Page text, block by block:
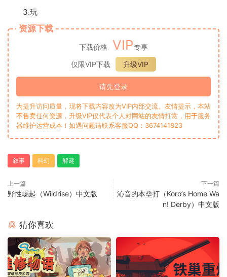
3.玩
资源下载
下载价格 VIP专享
仅限VIP下载
升级VIP
请先登录
为提升访问质量，现将下载内容改为VIP内部交流。友情提示，本站
不售卖任何资源，升级VIP仅代表个人对网站的友情打赏，用于服务
器维护运营成本！如遇问题请联系客服QQ：3674141823
叙事 科幻 解谜
上一篇
野性崛起（Wildrise）中文版
下一篇
沁音的本垒打（Koro’s Home Wa
n! Derby）中文版
猜你喜欢